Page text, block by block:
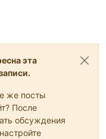
эта
же посты
После
обсуждения